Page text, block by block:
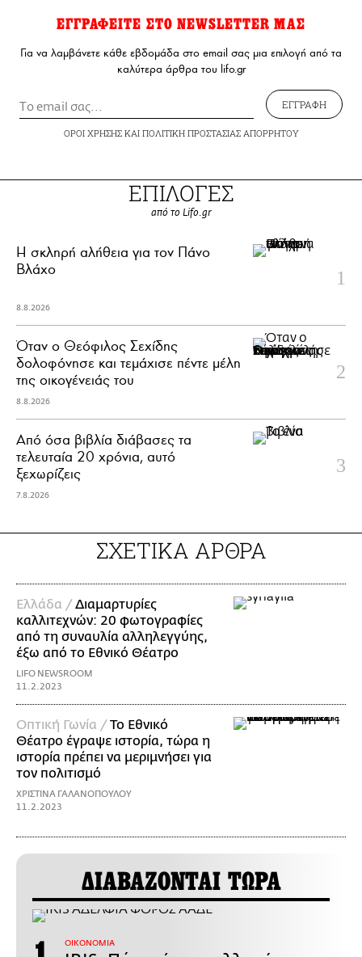
ΕΓΓΡΑΦΕΙΤΕ ΣΤΟ NEWSLETTER ΜΑΣ
Για να λαμβάνετε κάθε εβδομάδα στο email σας μια επιλογή από τα
καλύτερα άρθρα του lifo.gr
ΕΓΓΡΑΦΗ
ΟΡΟΙ ΧΡΗΣΗΣΚΑΙ ΠΟΛΙΤΙΚΗ ΠΡΟΣΤΑΣΙΑΣ ΑΠΟΡΡΗΤΟΥ
ΕΠΙΛΟΓΕΣ
από το Lifo.gr
H σκληρή αλήθεια για τον Πάνο
Βλάχο
8.8.2026
Όταν ο Θεόφιλος Σεχίδης
δολοφόνησε και τεμάχισε πέντε μέλη
της οικογένειάς του
8.8.2026
Από όσα βιβλία διάβασες τα
τελευταία 20 χρόνια, αυτό
ξεχωρίζεις
7.8.2026
ΣΧΕΤΙΚΑ ΑΡΘΡΑ
Ελλάδα /Διαμαρτυρίες
καλλιτεχνών: 20 φωτογραφίες
από τη συναυλία αλληλεγγύης,
έξω από το Εθνικό Θέατρο
LIFO NEWSROOM
11.2.2023
Οπτική Γωνία /Το Εθνικό
Θέατρο έγραψε ιστορία, τώρα η
ιστορία πρέπει να μεριμνήσει για
τον πολιτισμό
ΧΡΙΣΤΙΝΑ ΓΑΛΑΝΟΠΟΥΛΟΥ
11.2.2023
ΔΙΑΒΑΖΟΝΤΑΙ ΤΩΡΑ
ΟΙΚΟΝΟΜΙΑ